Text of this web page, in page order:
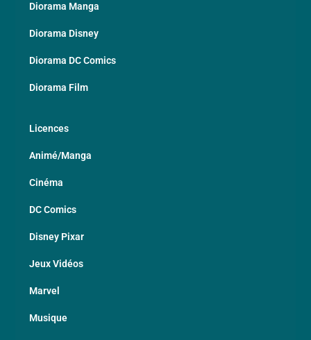
Diorama Manga
Diorama Disney
Diorama DC Comics
Diorama Film
Licences
Animé/Manga
Cinéma
DC Comics
Disney Pixar
Jeux Vidéos
Marvel
Musique